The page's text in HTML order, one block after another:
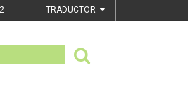
TRADUCTOR